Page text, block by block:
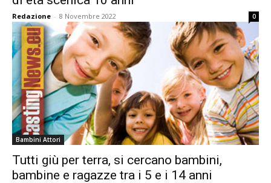
Redazione - 8 Novembre 2022 0
Bambini Attori
Tutti giù per terra, si cercano bambini,
bambine e ragazze tra i 5 e i 14 anni